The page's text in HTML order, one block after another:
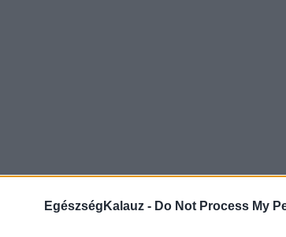
EgészségKalauz - Do Not Process My